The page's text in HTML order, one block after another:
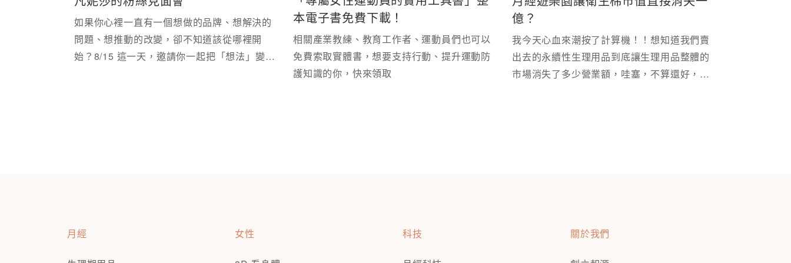
如果你心裡一直有一個想做的品牌、想解決的
問題、想推動的改變，卻不知道該從哪裡開
始？8/15 這一天，邀請你一起把「想法」變成
本電子書免費下載！
相關產業教練、教育工作者、運動員們也可以
免費索取實體書，想要支持行動、提升運動防
護知識的你，快來領取
億？
我今天心血來潮按了計算機！！想知道我們賣
出去的永續性生理用品到底讓生理用品整體的
市場消失了多少營業額，哇塞，不算還好，算
月經 女性 科技 關於我們